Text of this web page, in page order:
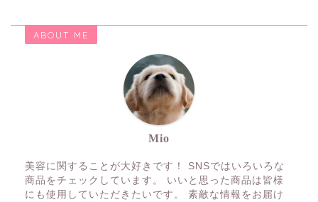
ABOUT ME
Mio
美容に関することが大好きです！ SNSではいろいろな
商品をチェックしています。 いいと思った商品は皆様
にも使用していただきたいです。 素敵な情報をお届け